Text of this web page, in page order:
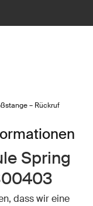
– Rückruf
Spring
dass wir eine